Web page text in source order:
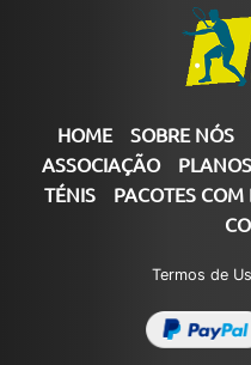
HOME SOBRE NÓS
ASSOCIAÇÃO
PLANOS
TÉNIS
PACOTES COM
Termos de